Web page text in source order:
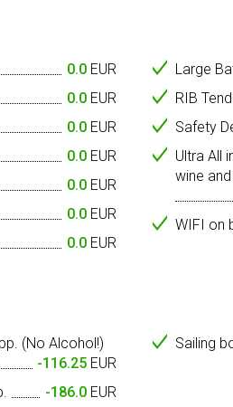
0.0 EUR
0.0 EUR
0.0 EUR
0.0 EUR
0.0 EUR
0.0 EUR
0.0 EUR
Large
RIB
Safety
Ultra All
wine and
WIFI on
(No Alcohol!)
-116.25 EUR
-186.0 EUR
Sailing